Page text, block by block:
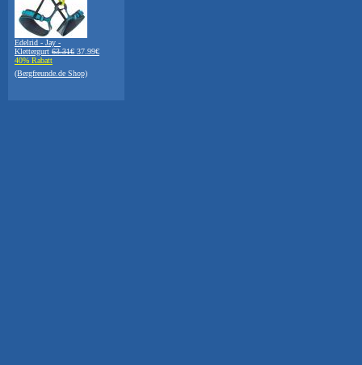
Edelrid - Jay -
Klettergurt 63.31€ 37.99€
40% Rabatt
(Bergfreunde.de Shop)